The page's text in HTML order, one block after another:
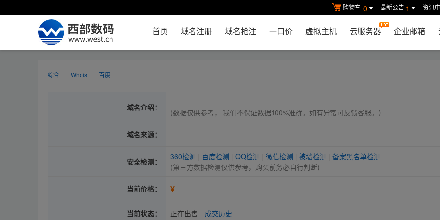
购物车 0 最新公告 1 资讯
首页 域名注册 域名抢注 一口价 虚拟主机 云服务器 企业邮箱
综合 Whois 百度
域名介绍：
--
(数据仅供参考， 我们不保证数据100%准确。如有异常可反馈客服。）
域名来源：
安全检测：
360检测 百度检测 QQ检测 微信检测 被墙检测
备案黑名单检测
(第三方数据检测仅供参考，购买前务必自行判断)
当前价格： ¥
当前状态： 正在出售 成交历史